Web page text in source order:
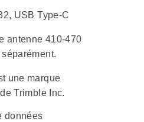
USB Type-C
antenne 410-470
une marque
Trimble Inc.
données